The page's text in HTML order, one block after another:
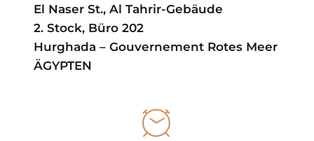
El Naser St., Al Tahrir-Gebäude
2. Stock, Büro 202
Hurghada – Gouvernement Rotes Meer
ÄGYPTEN